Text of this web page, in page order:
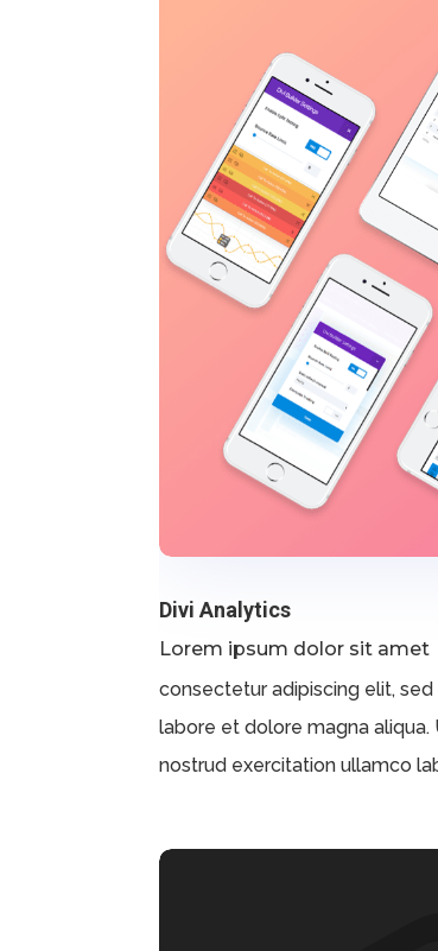
Divi Analytics
Lorem ipsum dolor sit amet
consectetur adipiscing elit,
labore et dolore magna aliqua.
nostrud exercitation ullamco